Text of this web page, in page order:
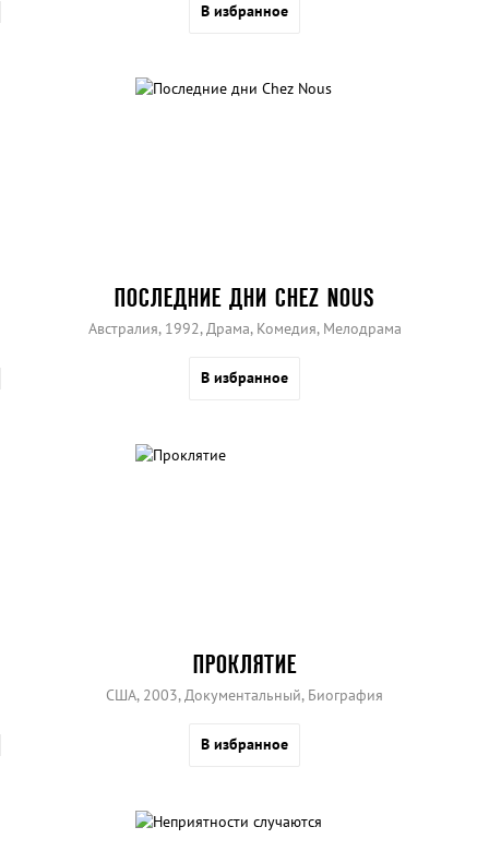
В избранное
ПОСЛЕДНИЕ ДНИ CHEZ NOUS
Австралия, 1992, Драма, Комедия, Мелодрама
В избранное
ПРОКЛЯТИЕ
США, 2003, Документальный, Биография
В избранное